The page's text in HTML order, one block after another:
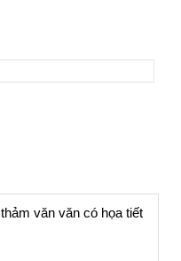
văn văn có họa tiết